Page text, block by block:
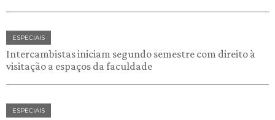
ESPECIAIS
Intercambistas iniciam segundo semestre com direito à
visitação a espaços da faculdade
ESPECIAIS